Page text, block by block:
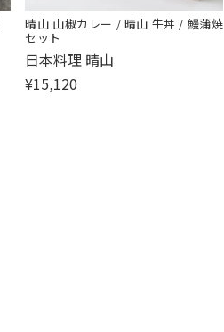
晴山 山椒カレー / 晴山 牛丼 / 鰻蒲焼
セット
販
売
日本料理 晴山
¥15,120